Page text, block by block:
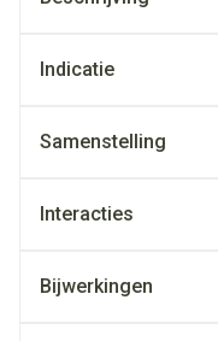
Indicatie
Samenstelling
Interacties
Bijwerkingen